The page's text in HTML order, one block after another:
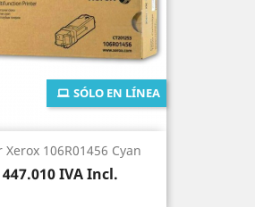
Xerox 106R01456 Cyan
IVA Incl.
SÓLO EN LÍNEA